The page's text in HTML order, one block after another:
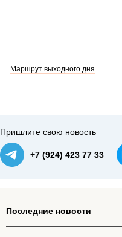
Маршрут выходного дня
Пришлите свою новость
+7 (924) 423 77 33
Последние новости